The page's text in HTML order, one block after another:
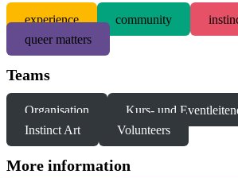
experience community
queer matters
Teams
Organisation
Kurs- und
Instinct Art
Volunteers
More information